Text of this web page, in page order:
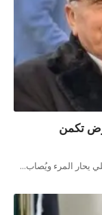
ويُصاب…